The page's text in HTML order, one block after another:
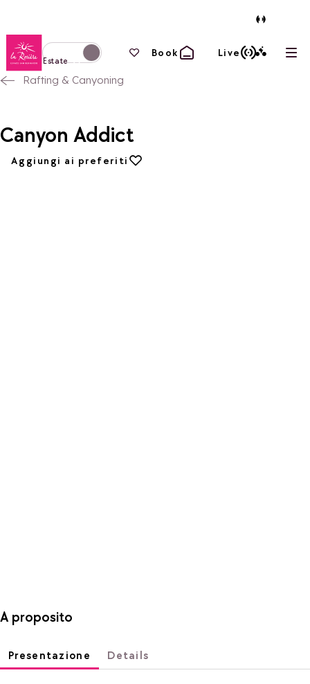
Torna alla home page
Passa alla modalità invernale
Estate
I tuoi preferiti
Book Live
Rafting & Canyoning
Canyon Addict
Aggiungi ai preferiti
Aggiungi ai preferiti
A proposito
Presentazione Details